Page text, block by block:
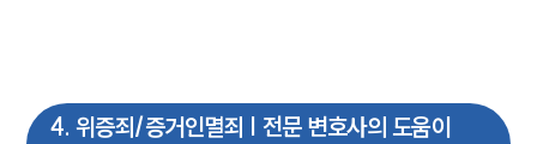
4. 위증죄/증거인멸죄 | 전문 변호사의 도움이